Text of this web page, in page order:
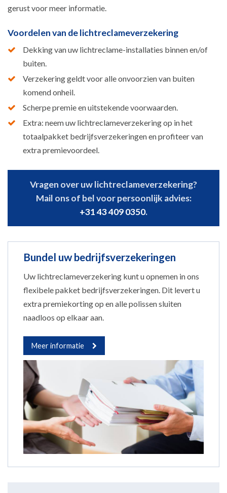
gerust voor meer informatie.
Voordelen van de lichtreclameverzekering
Dekking van uw lichtreclame-installaties binnen en/of
buiten.
Verzekering geldt voor alle onvoorzien van buiten
komend onheil.
Scherpe premie en uitstekende voorwaarden.
Extra: neem uw lichtreclameverzekering op in het
totaalpakket bedrijfsverzekeringen en profiteer van
extra premievoordeel.
Vragen over uw lichtreclameverzekering?
Mail ons of bel voor persoonlijk advies:
+31 43 409 0350.
Bundel uw bedrijfsverzekeringen
Uw lichtreclameverzekering kunt u opnemen in ons
flexibele pakket bedrijfsverzekeringen. Dit levert u
extra premiekorting op en alle polissen sluiten
naadloos op elkaar aan.
Meer informatie